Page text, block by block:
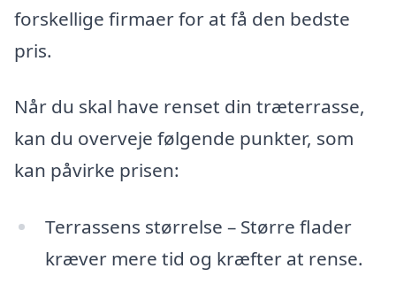
forskellige firmaer for at få den bedste
pris.
Når du skal have renset din træterrasse,
kan du overveje følgende punkter, som
kan påvirke prisen:
Terrassens størrelse – Større flader
kræver mere tid og kræfter at rense.